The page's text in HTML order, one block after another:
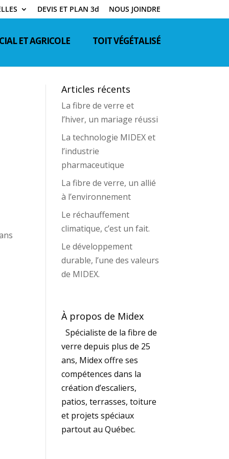
DEVIS ET PLAN 3d NOUS JOINDRE
ET AGRICOLE TOIT VÉGÉTALISÉ
Articles récents
La fibre de verre et
l’hiver, un mariage réussi
La technologie MIDEX et
l’industrie
pharmaceutique
La fibre de verre, un allié
à l’environnement
Le réchauffement
climatique, c’est un fait.
Le développement
durable, l’une des valeurs
de MIDEX.
À propos de Midex
Spécialiste de la fibre de
verre depuis plus de 25
ans, Midex offre ses
compétences dans la
création d’escaliers,
patios, terrasses, toiture
et projets spéciaux
partout au Québec.